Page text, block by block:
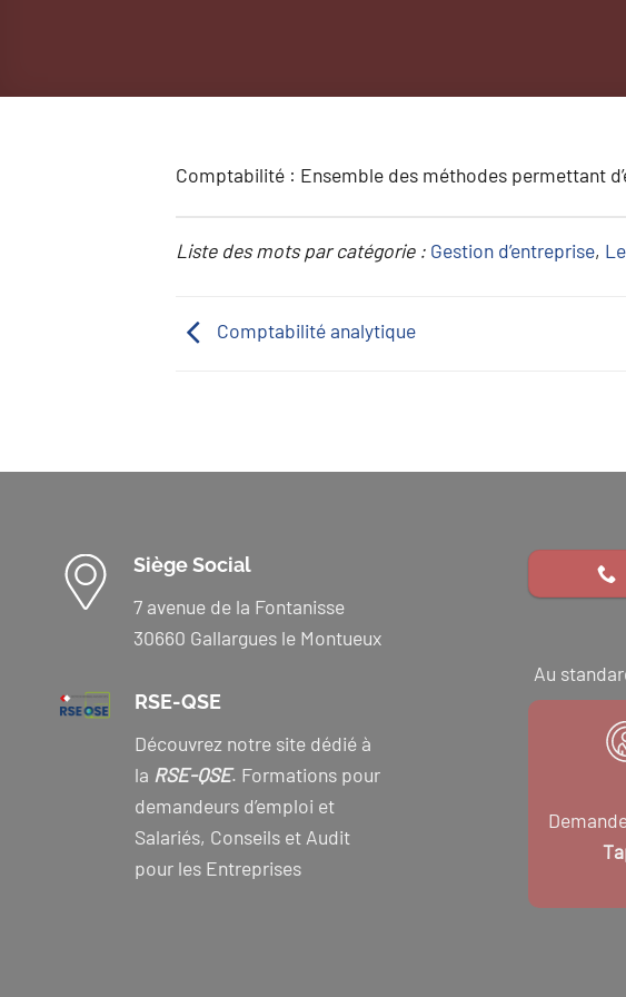
Comptabilité : Ensemble des méthodes permettant
Liste des mots par catégorie : Gestion d’entreprise,
Comptabilité analytique
Siège Social
7 avenue de la Fontanisse
30660 Gallargues le Montueux
RSE-QSE
Découvrez notre site dédié à
la RSE-QSE. Formations pour
demandeurs d’emploi et
Salariés, Conseils et Audit
pour les Entreprises
Au